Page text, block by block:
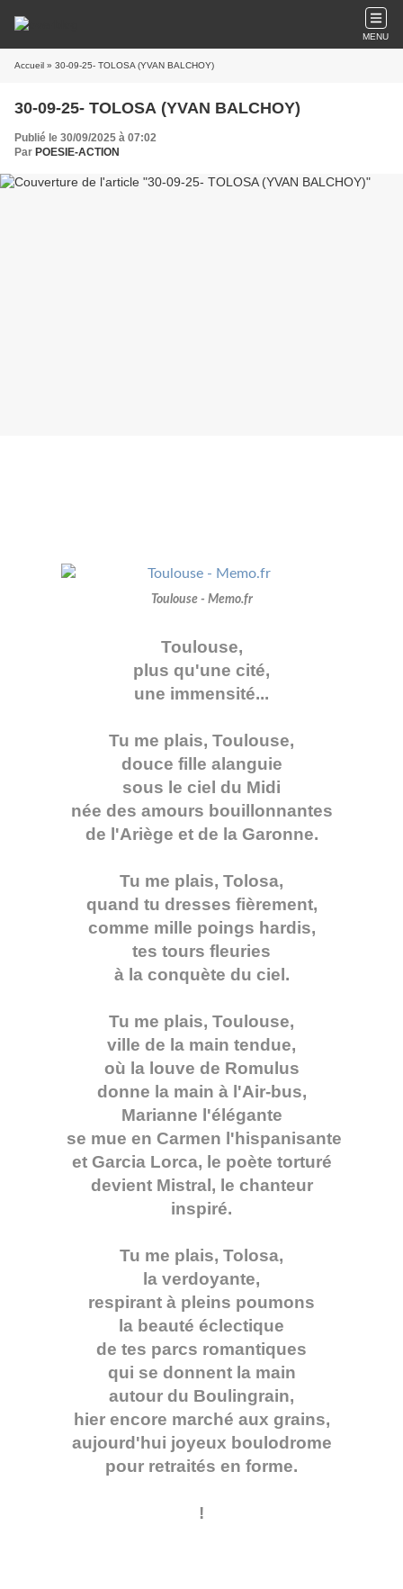
MENU
Accueil » 30-09-25- TOLOSA (YVAN BALCHOY)
30-09-25- TOLOSA (YVAN BALCHOY)
Publié le 30/09/2025 à 07:02
Par POESIE-ACTION
Toulouse - Memo.fr
Toulouse,
plus qu'une cité,
une immensité...
Tu me plais, Toulouse,
douce fille alanguie
sous le ciel du Midi
née des amours bouillonnantes
de l'Ariège et de la Garonne.
Tu me plais, Tolosa,
quand tu dresses fièrement,
comme mille poings hardis,
tes tours fleuries
à la conquète du ciel.
Tu me plais, Toulouse,
ville de la main tendue,
où la louve de Romulus
donne la main à l'Air-bus,
Marianne l'élégante
se mue en Carmen l'hispanisante
et Garcia Lorca, le poète torturé
devient Mistral, le chanteur
inspiré.
Tu me plais, Tolosa,
la verdoyante,
respirant à pleins poumons
la beauté éclectique
de tes parcs romantiques
qui se donnent la main
autour du Boulingrain,
hier encore marché aux grains,
aujourd'hui joyeux boulodrome
pour retraités en forme.
!